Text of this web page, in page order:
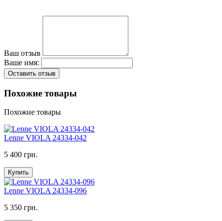
Ваш отзыв
Ваше имя:
Оставить отзыв
Похожие товары
Похожие товары
Lenne VIOLA 24334-042
5 400 грн.
Купить
Lenne VIOLA 24334-096
5 350 грн.